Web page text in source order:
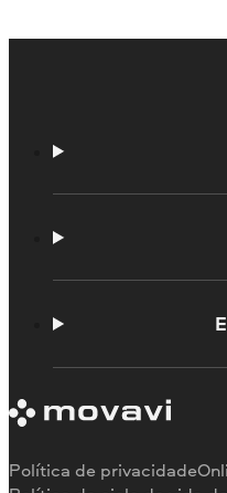
Produtos para Mac
Portal de
Limitações da
Reembolso
Testemunhos
Por que nos
Política de privacidade